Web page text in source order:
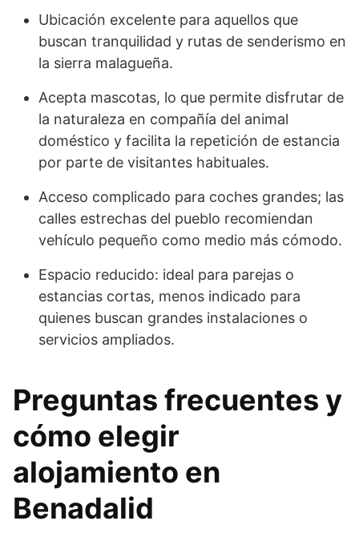
Ubicación excelente para aquellos que
buscan tranquilidad y rutas de senderismo en
la sierra malagueña.
Acepta mascotas, lo que permite disfrutar de
la naturaleza en compañía del animal
doméstico y facilita la repetición de estancia
por parte de visitantes habituales.
Acceso complicado para coches grandes; las
calles estrechas del pueblo recomiendan
vehículo pequeño como medio más cómodo.
Espacio reducido: ideal para parejas o
estancias cortas, menos indicado para
quienes buscan grandes instalaciones o
servicios ampliados.
Preguntas frecuentes y
cómo elegir
alojamiento en
Benadalid